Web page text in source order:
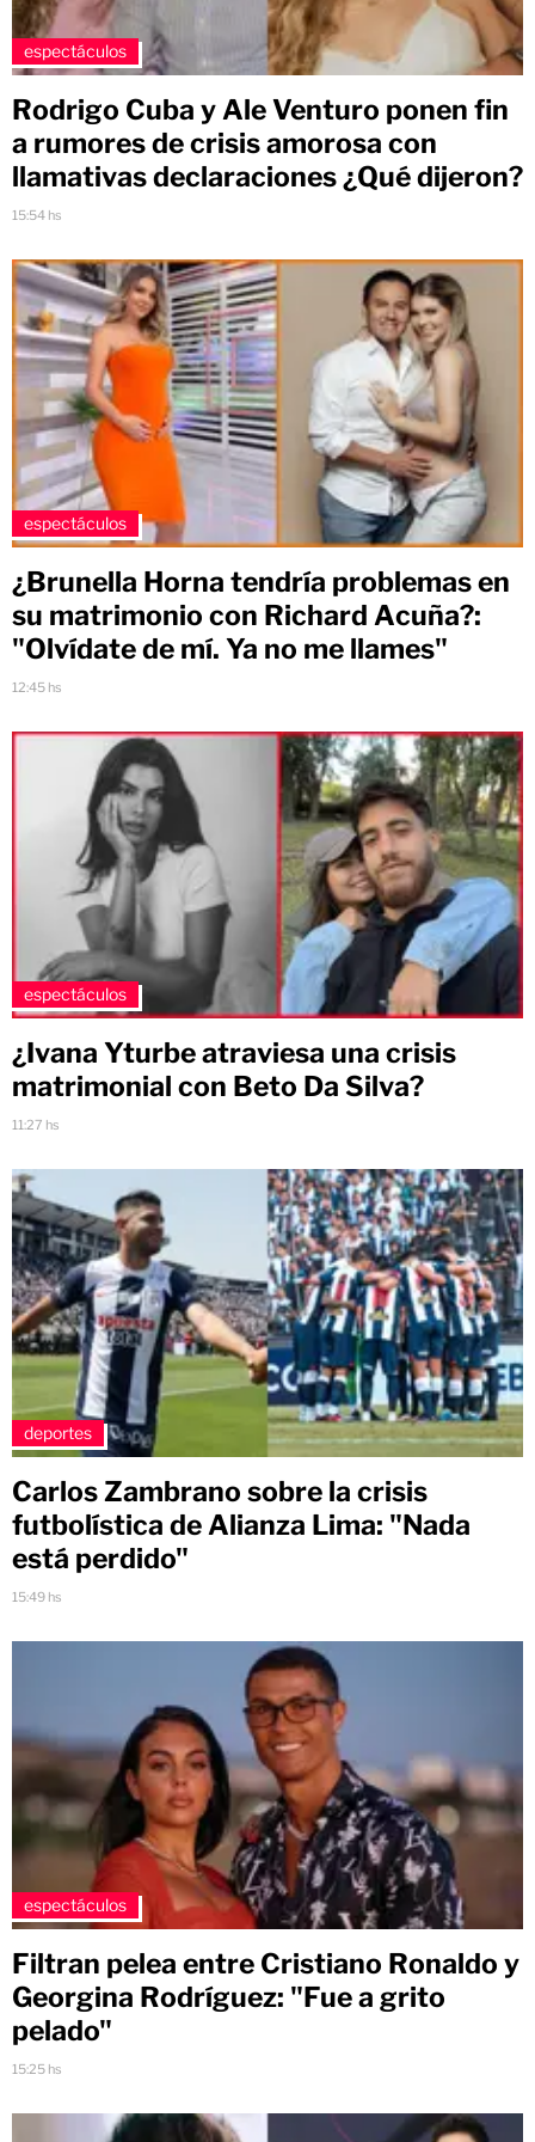
espectáculos
Rodrigo Cuba y Ale Venturo ponen fin
a rumores de crisis amorosa con
llamativas declaraciones ¿Qué dijeron?
15:54 hs
espectáculos
¿Brunella Horna tendría problemas en
su matrimonio con Richard Acuña?:
"Olvídate de mí. Ya no me llames"
12:45 hs
espectáculos
¿Ivana Yturbe atraviesa una crisis
matrimonial con Beto Da Silva?
11:27 hs
deportes
Carlos Zambrano sobre la crisis
futbolística de Alianza Lima: "Nada
está perdido"
15:49 hs
espectáculos
Filtran pelea entre Cristiano Ronaldo y
Georgina Rodríguez: "Fue a grito
pelado"
15:25 hs